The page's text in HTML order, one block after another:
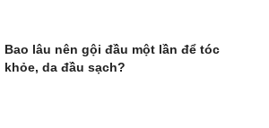
Bao lâu nên gội đầu một lần để tóc
khỏe, da đầu sạch?